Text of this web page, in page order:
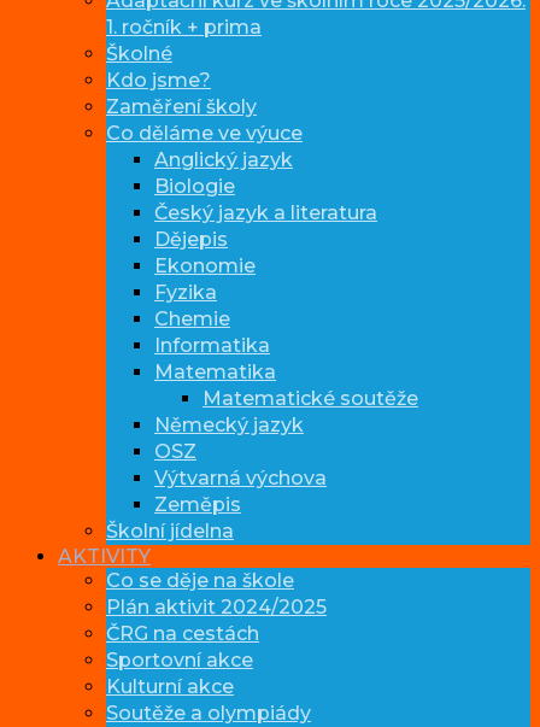
1. ročník + prima
Školné
Kdo jsme?
Zaměření školy
Co děláme ve výuce
Anglický jazyk
Biologie
Český jazyk a literatura
Dějepis
Ekonomie
Fyzika
Chemie
Informatika
Matematika
Matematické soutěže
Německý jazyk
OSZ
Výtvarná výchova
Zeměpis
Školní jídelna
AKTIVITY
Co se děje na škole
Plán aktivit 2024/2025
ČRG na cestách
Sportovní akce
Kulturní akce
Soutěže a olympiády